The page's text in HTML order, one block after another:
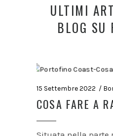
ULTIMI
BLOG SU
15 Settembre 2022
COSA FARE A